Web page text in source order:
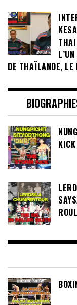
DE THAÏLANDE, LE